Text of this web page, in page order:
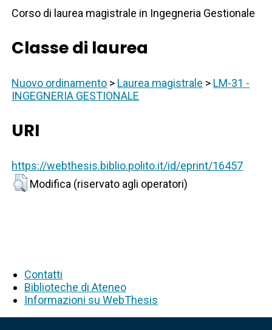
Corso di laurea magistrale in Ingegneria Gestionale
Classe di laurea
Nuovo ordinamento > Laurea magistrale > LM-31 -
INGEGNERIA GESTIONALE
URI
https://webthesis.biblio.polito.it/id/eprint/16457
Modifica (riservato agli operatori)
Contatti
Biblioteche di Ateneo
Informazioni su WebThesis